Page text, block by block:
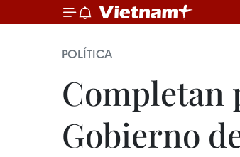
POLÍTICA
Completan
Gobierno